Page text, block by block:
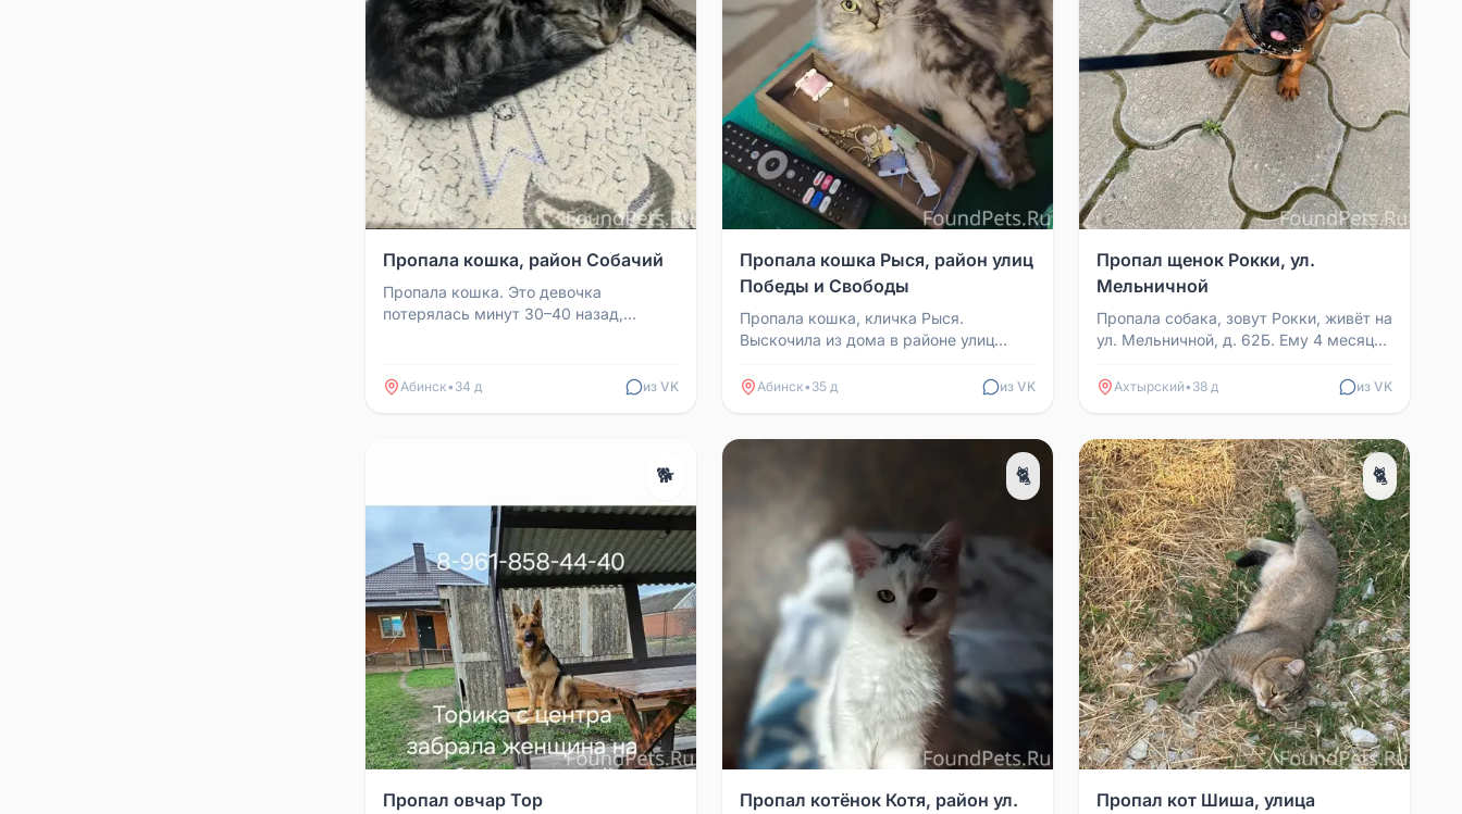
Пропала кошка, район Собачий
Пропала кошка. Это девочка
потерялась минут 30–40 назад,
Абинск• 34 д из VK
Пропала кошка Рыся, район улиц
Победы и Свободы
Пропала кошка, кличка Рыся.
Выскочила из дома в районе улиц
короткий хвостик. Кошка ну...
Абинск• 35 д из VK
Пропал щенок Рокки, ул.
Мельничной
Пропала собака, зовут Рокки, живёт на
ул. Мельничной, д. 62Б. Ему 4 месяца,
Ахтырский• 38 д из VK
🐕
Пропал овчар Тор
🐈
Пропал котёнок Котя, район ул.
🐈
Пропал кот Шиша, улица